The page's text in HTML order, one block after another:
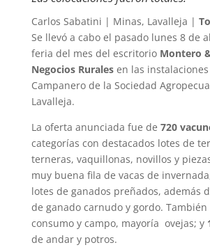
Carlos Sabatini | Minas, Lavalleja |
Se llevó a cabo el pasado lunes 8 de
feria del mes del escritorio Montero
Negocios Ruralesen las
Campanero de la Sociedad
Lavalleja.
La oferta anunciada fue de 720
categorías con destacados lotes de
terneras, vaquillonas, novillos y
muy buena fila de vacas de
lotes de ganados preñados, además
de ganado carnudo y gordo. También
consumo y campo, mayoría ovejas; y
de andar y potros.